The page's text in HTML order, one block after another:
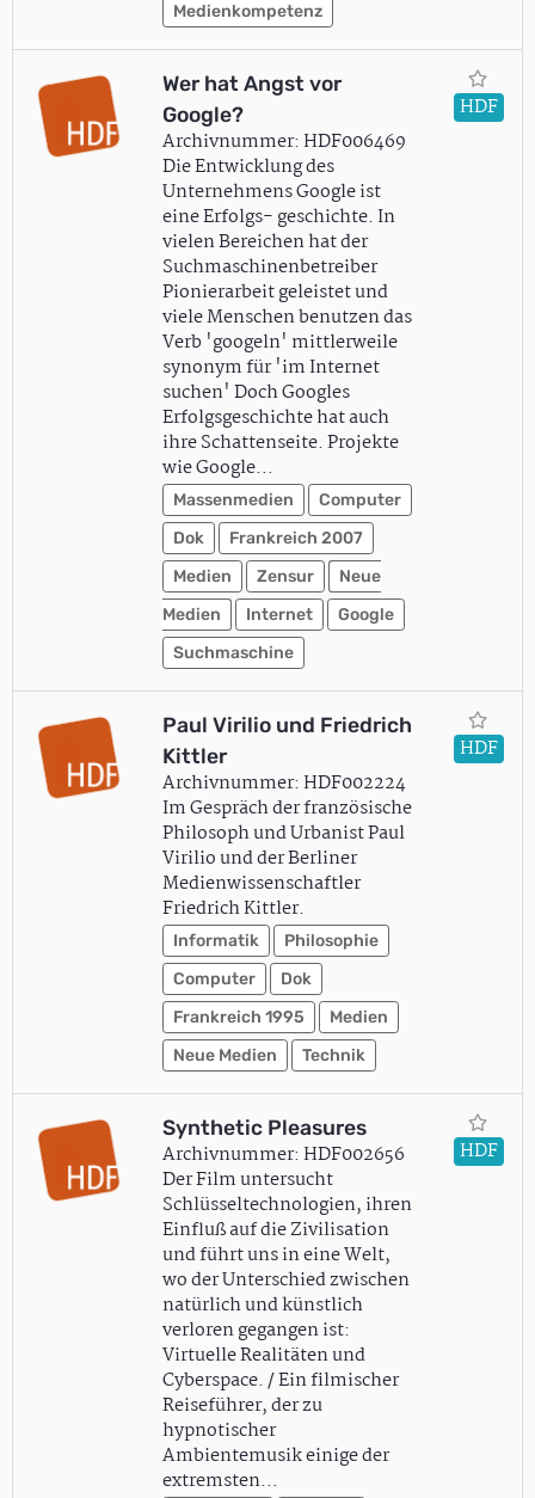
Medienkompetenz
Wer hat Angst vor
Google?
Archivnummer: HDF006469
Die Entwicklung des
Unternehmens Google ist
eine Erfolgs- geschichte. In
vielen Bereichen hat der
Suchmaschinenbetreiber
Pionierarbeit geleistet und
viele Menschen benutzen das
Verb 'googeln' mittlerweile
synonym für 'im Internet
suchen' Doch Googles
Erfolgsgeschichte hat auch
ihre Schattenseite. Projekte
wie Google…
Massenmedien
Computer
Dok
Frankreich 2007
Medien
Zensur
Neue
Medien
Internet
Google
Suchmaschine
HDF
Paul Virilio und Friedrich
Kittler
Archivnummer: HDF002224
Im Gespräch der französische
Philosoph und Urbanist Paul
Virilio und der Berliner
Medienwissenschaftler
Friedrich Kittler.
Informatik
Philosophie
Computer
Dok
Frankreich 1995
Medien
Neue Medien
Technik
HDF
Synthetic Pleasures
Archivnummer: HDF002656
Der Film untersucht
Schlüsseltechnologien, ihren
Einfluß auf die Zivilisation
und führt uns in eine Welt,
wo der Unterschied zwischen
natürlich und künstlich
verloren gegangen ist:
Virtuelle Realitäten und
Cyberspace. / Ein filmischer
Reiseführer, der zu
hypnotischer
Ambientemusik einige der
extremsten…
HDF